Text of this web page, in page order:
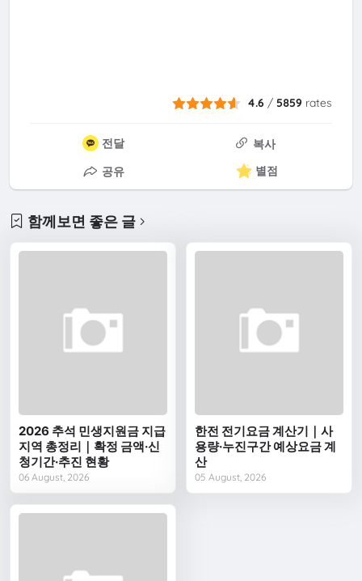
4.6 /5859 rates
전달
복사
공유
별점
함께보면 좋은 글
2026 추석 민생지원금 지급
지역 총정리｜확정 금액·신
청기간·추진 현황
06 August, 2026
한전 전기요금 계산기｜사
용량·누진구간 예상요금 계
산
05 August, 2026